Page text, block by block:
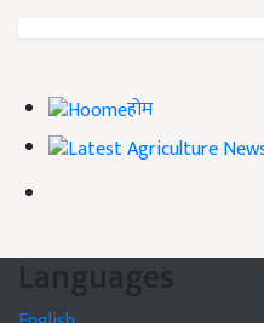
होम
Languages